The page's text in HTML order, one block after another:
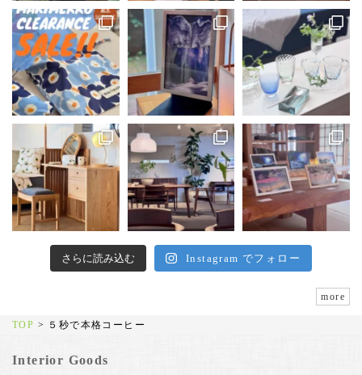
さらに読み込む Instagram でフォロー
more
TOP > ５秒で本格コーヒー
Interior Goods